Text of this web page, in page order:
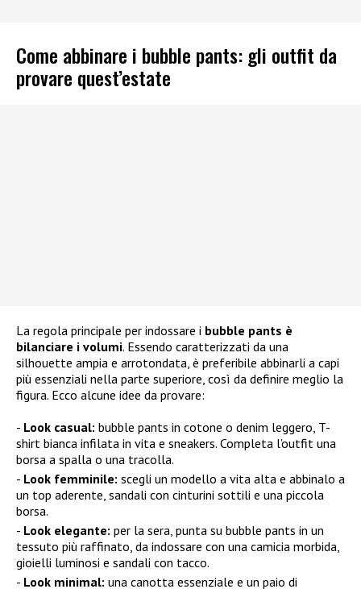
Come abbinare i bubble pants: gli outfit da
provare quest’estate
La regola principale per indossare i bubble pants è
bilanciare i volumi. Essendo caratterizzati da una
silhouette ampia e arrotondata, è preferibile abbinarli a capi
più essenziali nella parte superiore, così da definire meglio la
figura. Ecco alcune idee da provare:
Look casual: bubble pants in cotone o denim leggero, T-
shirt bianca infilata in vita e sneakers. Completa l’outfit una
borsa a spalla o una tracolla.
Look femminile: scegli un modello a vita alta e abbinalo a
un top aderente, sandali con cinturini sottili e una piccola
borsa.
Look elegante: per la sera, punta su bubble pants in un
tessuto più raffinato, da indossare con una camicia morbida,
gioielli luminosi e sandali con tacco.
Look minimal: una canotta essenziale e un paio di